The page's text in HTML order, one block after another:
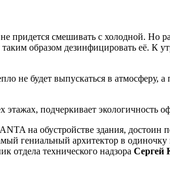
придется смешивать с холодной. Но
таким образом дезинфицировать её. К
не будет выпускаться в атмосферу,
подчеркивает экологичность
на обустройстве здания, достоин
гениальный архитектор в одиночку
отдела технического надзора Сергей